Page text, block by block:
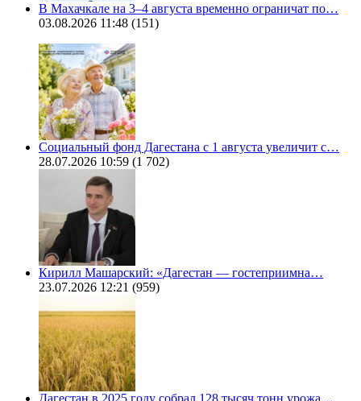
В Махачкале на 3–4 августа временно ограничат по…
03.08.2026 11:48 (151)
Социальный фонд Дагестана с 1 августа увеличит с…
28.07.2026 10:59 (1 702)
Кирилл Машарский: «Дагестан — гостеприимна…
23.07.2026 12:21 (959)
Дагестан в 2025 году собрал 128 тысяч тонн урожа…